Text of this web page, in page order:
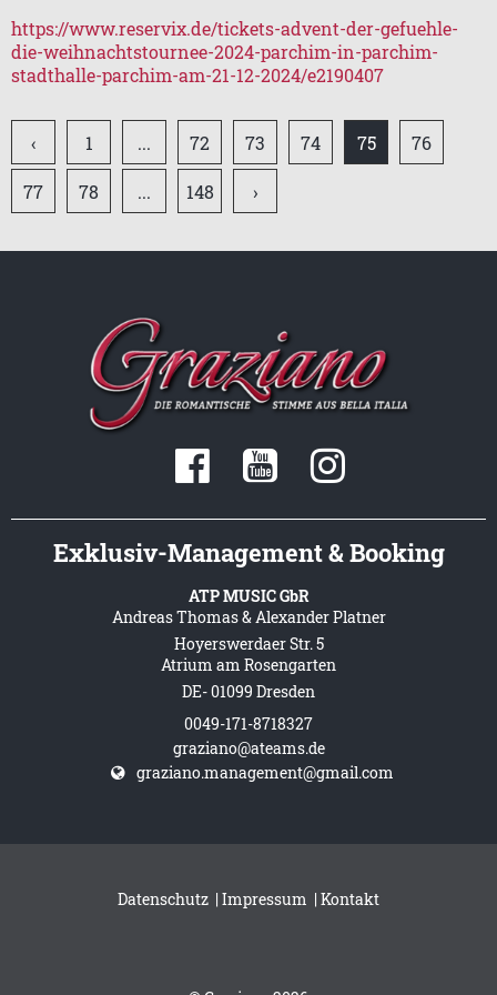
GRAZIANO UND SEINE FREUNDE
KÜNSTLERN
GRAZIANO UND SEINE FANS - TEIL 1
https://www.reservix.de/tickets-advent-der-gefuehle-
die-weihnachtstournee-2024-parchim-in-parchim-
stadthalle-parchim-am-21-12-2024/e2190407
‹ 1 ... 72 73 74 75 76
77 78 ... 148 ›
Exklusiv-Management & Booking
ATP MUSIC GbR
Andreas Thomas & Alexander Platner
Hoyerswerdaer Str. 5
Atrium am Rosengarten
DE- 01099 Dresden
0049-171-8718327
graziano@ateams.de
graziano.management@gmail.com
Datenschutz | Impressum | Kontakt